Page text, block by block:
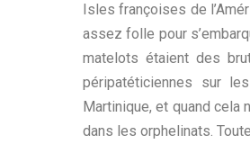
Isles françoises de
assez folle pour
matelots étaient des
péripatéticiennes sur
Martinique, et quand cela
dans les orphelinats.